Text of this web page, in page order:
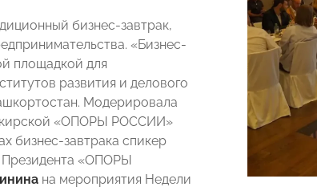
бизнес-завтрак,
«Бизнес-
площадкой для
развития и делового
Модерировала
«ОПОРЫ РОССИИ»
бизнес-завтрака спикер
Президента «ОПОРЫ
на мероприятия Недели